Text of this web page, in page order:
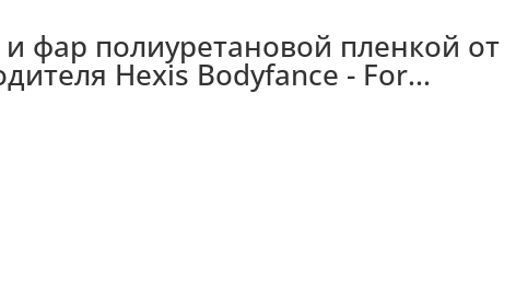
фар полиуретановой пленкой от
Hexis Bodyfance - For...